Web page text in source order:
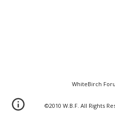
WhiteBirch
©2010 W.B.F. All Rights